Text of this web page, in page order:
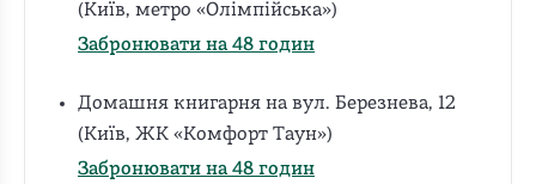
(Київ, метро «Олімпійська»)
Забронювати на 48 годин
Домашня книгарня на вул. Березнева, 12
(Київ, ЖК «Комфорт Таун»)
Забронювати на 48 годин